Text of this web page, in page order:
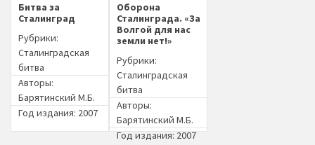
Битва за
Сталинград
Рубрики:
Сталинградская
битва
Авторы:
Барятинский М.Б.
Год издания: 2007
Оборона
Сталинграда. «За
Волгой для нас
земли нет!»
Рубрики:
Сталинградская
битва
Авторы:
Барятинский М.Б.
Год издания: 2007